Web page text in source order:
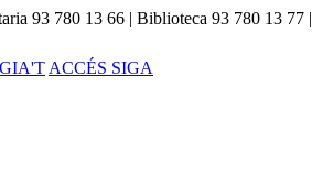
93 780 13 66 | Biblioteca 93 780 13 77 |
ACCÉS SIGA